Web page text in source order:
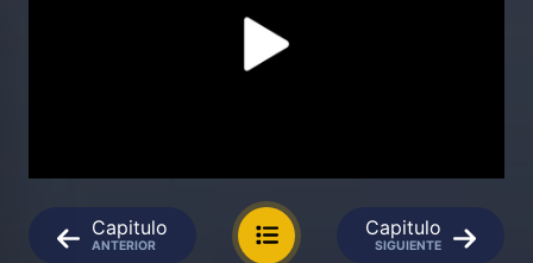
Capitulo
ANTERIOR
Capitulo
SIGUIENTE